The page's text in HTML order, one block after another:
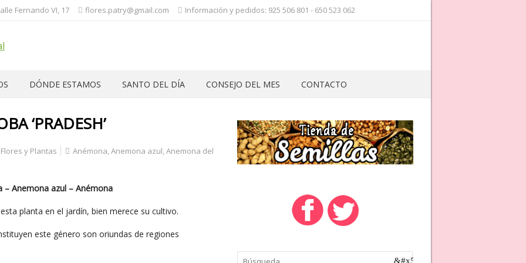
Fernando VI, 17 flores.patry@gmail.com Información y pedidos: 925 506 801 - 650 523 062
DÓNDE ESTAMOS SANTO DEL DÍA CONSEJO DEL MES CONTACTO
‘PRADESH’
Flores y Plantas Anémona,Anemona azul,Anemona del
Anemona azul – Anémona
planta en el jardín, bien merece su cultivo.
este género son oriundas de regiones